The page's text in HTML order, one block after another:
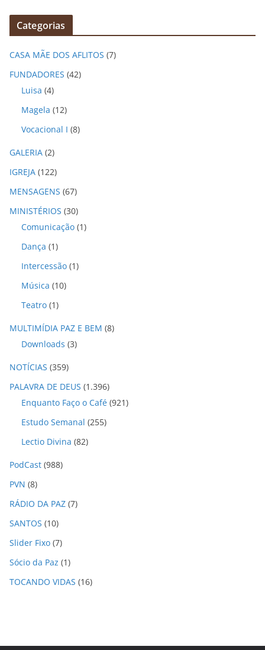
q
v
o
Categorias
CASA MÃE DOS AFLITOS (7)
FUNDADORES (42)
Luisa (4)
Magela (12)
Vocacional I (8)
GALERIA (2)
IGREJA (122)
MENSAGENS (67)
MINISTÉRIOS (30)
Comunicação (1)
Dança (1)
Intercessão (1)
Música (10)
Teatro (1)
MULTIMÍDIA PAZ E BEM (8)
Downloads (3)
NOTÍCIAS (359)
PALAVRA DE DEUS (1.396)
Enquanto Faço o Café (921)
Estudo Semanal (255)
Lectio Divina (82)
PodCast (988)
PVN (8)
RÁDIO DA PAZ (7)
SANTOS (10)
Slider Fixo (7)
Sócio da Paz (1)
TOCANDO VIDAS (16)